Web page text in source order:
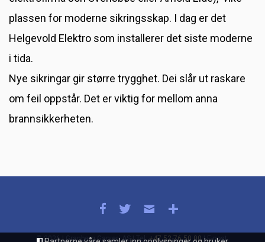
plassen for moderne sikringsskap. I dag er det
Helgevold Elektro som installerer det siste moderne
i tida.
Nye sikringar gir større trygghet. Dei slår ut raskare
om feil oppstår. Det er viktig for mellom anna
brannsikkerheten.
© 2026 | Granberg Garveri AS | Tel:+47 52 76 50 00 | E-post: